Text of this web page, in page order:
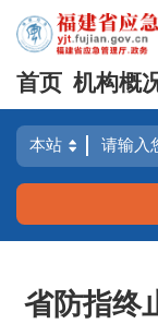
首页 机构概
省防指终